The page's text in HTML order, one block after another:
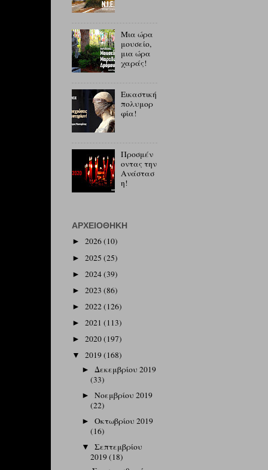
Μια ώρα
μουσείο,
μια ώρα
χαράς!
Εικαστική
πολυμορ
φία!
Προσμέν
οντας την
Ανάστασ
η!
ΑΡΧΕΙΟΘΉΚΗ
► 2026(10)
► 2025 (25)
► 2024(39)
► 2023 (86)
► 2022(126)
► 2021 (113)
► 2020(197)
▼ 2019(168)
►Δεκεμβρίου 2019
(33)
►Νοεμβρίου 2019
(22)
►Οκτωβρίου 2019
(16)
▼Σεπτεμβρίου
2019(18)